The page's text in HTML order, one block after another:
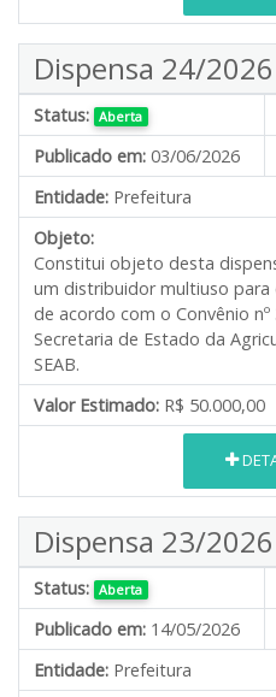
Dispensa 24/2026
Status: Aberta
Publicado em: 03/06/2026
Entidade: Prefeitura
Objeto:
Constitui objeto desta
um distribuidor multiuso para
de acordo com o Convênio
Secretaria de Estado da
SEAB.
Valor Estimado: R$ 50.000,00
Dispensa 23/2026
Status: Aberta
Publicado em: 14/05/2026
Entidade: Prefeitura